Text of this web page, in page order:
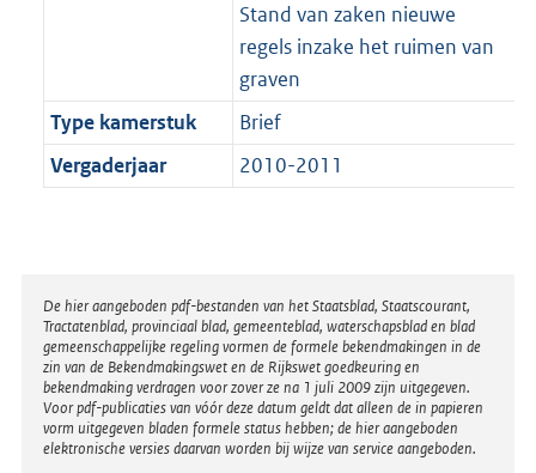
Stand van zaken nieuwe
regels inzake het ruimen van
graven
Type kamerstuk
Brief
Vergaderjaar
2010-2011
Disclaimer
De hier aangeboden pdf-bestanden van het Staatsblad, Staatscourant,
Tractatenblad, provinciaal blad, gemeenteblad, waterschapsblad en blad
gemeenschappelijke regeling vormen de formele bekendmakingen in de
zin van de Bekendmakingswet en de Rijkswet goedkeuring en
bekendmaking verdragen voor zover ze na 1 juli 2009 zijn uitgegeven.
Voor pdf-publicaties van vóór deze datum geldt dat alleen de in papieren
vorm uitgegeven bladen formele status hebben; de hier aangeboden
elektronische versies daarvan worden bij wijze van service aangeboden.